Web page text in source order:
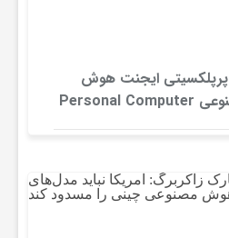
پرپلکسیتی ایجنت هوش
مصنوعی Personal Computer
را برای ویندوز منتشر کرد